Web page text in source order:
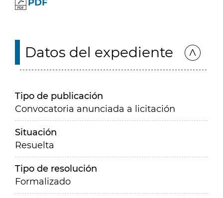
PDF
Datos del expediente
Tipo de publicación
Convocatoria anunciada a licitación
Situación
Resuelta
Tipo de resolución
Formalizado